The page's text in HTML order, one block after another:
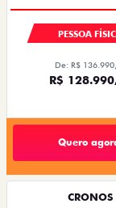
PESSOA
De: R$
R$
Quero
CRONOS